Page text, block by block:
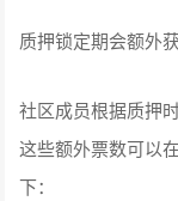
质押锁定期会额外获
社区成员根据质押
这些额外票数可以
下：